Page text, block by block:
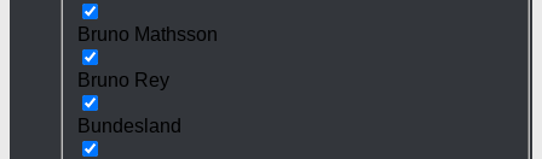
Bruno Mathsson
Bruno Rey
Bundesland